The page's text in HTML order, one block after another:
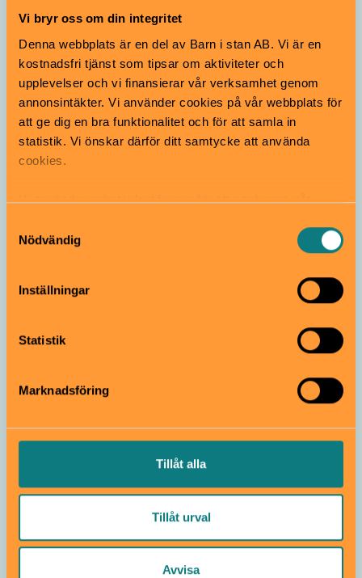
Vi bryr oss om din integritet
Denna webbplats är en del av Barn i stan AB. Vi är en
kostnadsfri tjänst som tipsar om aktiviteter och
upplevelser och vi finansierar vår verksamhet genom
annonsintäkter. Vi använder cookies på vår webbplats för
att ge dig en bra funktionalitet och för att samla in
statistik. Vi önskar därför ditt samtycke att använda
cookies.
Vi använder enhetsidentifierare för att analysera vår
samt tillhandahålla funktioner för sociala medier. Vi
vidarebefordrar även sådana identifierare och annan
information från din enhet till de sociala medier och
annons- och analysföretag som vi samarbetar med.
information som du har tillhandahållit eller som de har
Nödvändig
Inställningar
Statistik
Marknadsföring
Tillåt alla
Tillåt urval
Avvisa
Hjältar, hundar och hejdlös humor i ny
serie av Mårten Sandén
Barn i stan har träffat författaren och
Lotta Geffenblad har skapat en
bilderbok om en dröm som barnet får